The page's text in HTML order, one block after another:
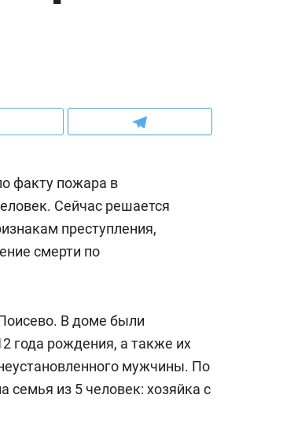
факту пожара в
Сейчас решается
преступления,
смерти по
В доме были
года рождения, а также их
мужчины. По
из 5 человек: хозяйка с
запросах мастеров
будет
«Нова»
Опыт выживания в дикой
природе, работа
с ментальным и физическим
состоянием как основа
антихрупких команд